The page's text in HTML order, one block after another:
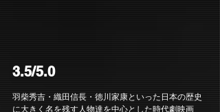
3.5/5.0
羽柴秀吉・織田信長・徳川家康といった日本の歴史
に大きく名を残す人物達を中心とした時代劇映画